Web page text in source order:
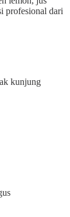
profesional dari
kunjung